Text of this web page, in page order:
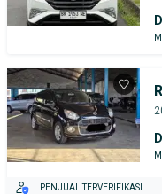
PENJUAL TERVERIFIKASI